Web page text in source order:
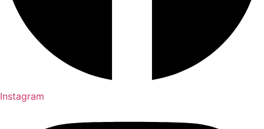
Instagram